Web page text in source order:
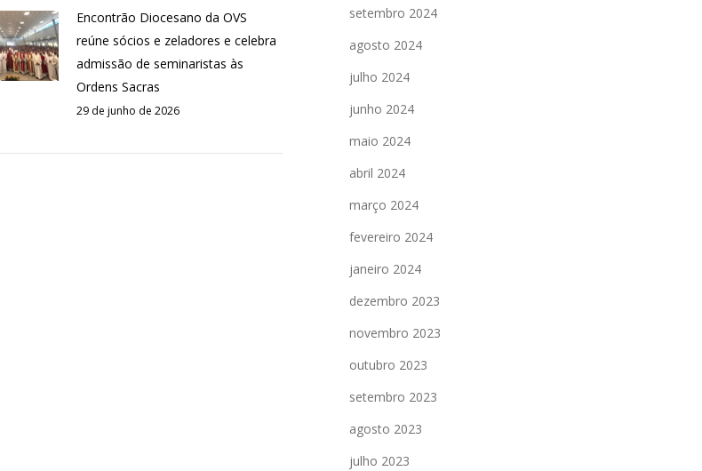
Encontrão Diocesano da OVS
reúne sócios e zeladores e celebra
admissão de seminaristas às
Ordens Sacras
29 de junho de 2026
setembro 2024
agosto 2024
julho 2024
junho 2024
maio 2024
abril 2024
março 2024
fevereiro 2024
janeiro 2024
dezembro 2023
novembro 2023
outubro 2023
setembro 2023
agosto 2023
julho 2023